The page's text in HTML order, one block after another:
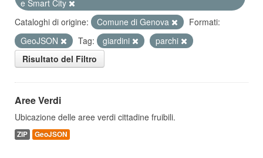
e Smart City
Cataloghi di origine:
Comune di Genova
Formati:
GeoJSON
Tag: giardini
parchi
Risultato del Filtro
Aree Verdi
Ubicazione delle aree verdi cittadine fruibili.
ZIP GeoJSON